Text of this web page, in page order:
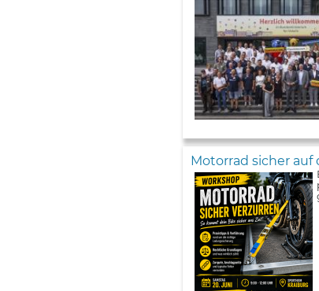
Motorrad sicher